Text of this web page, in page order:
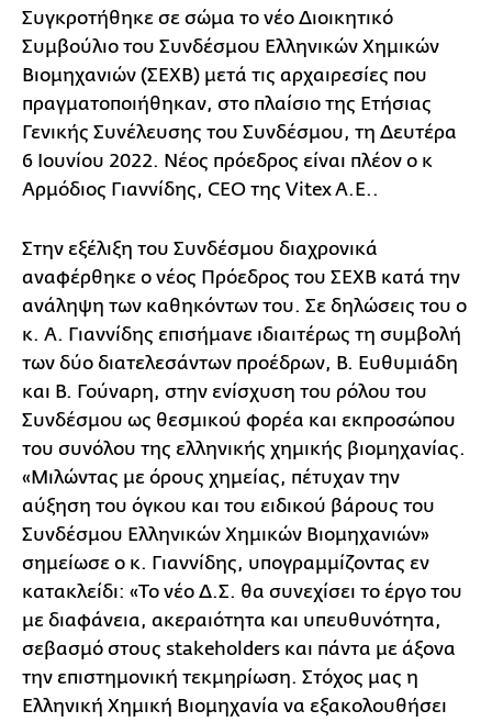
Συγκροτήθηκε σε σώμα το νέο Διοικητικό
Συμβούλιο του Συνδέσμου Ελληνικών Χημικών
Βιομηχανιών (ΣΕΧΒ) μετά τις αρχαιρεσίες που
πραγματοποιήθηκαν, στο πλαίσιο της Ετήσιας
Γενικής Συνέλευσης του Συνδέσμου, τη Δευτέρα
6 Ιουνίου 2022. Νέος πρόεδρος είναι πλέον ο κ
Αρμόδιος Γιαννίδης, CEO της Vitex A.E..
Στην εξέλιξη του Συνδέσμου διαχρονικά
αναφέρθηκε ο νέος Πρόεδρος του ΣΕΧΒ κατά την
ανάληψη των καθηκόντων του. Σε δηλώσεις του ο
κ. Α. Γιαννίδης επισήμανε ιδιαιτέρως τη συμβολή
των δύο διατελεσάντων προέδρων, Β. Ευθυμιάδη
και Β. Γούναρη, στην ενίσχυση του ρόλου του
Συνδέσμου ως θεσμικού φορέα και εκπροσώπου
του συνόλου της ελληνικής χημικής βιομηχανίας.
«Μιλώντας με όρους χημείας, πέτυχαν την
αύξηση του όγκου και του ειδικού βάρους του
Συνδέσμου Ελληνικών Χημικών Βιομηχανιών»
σημείωσε ο κ. Γιαννίδης, υπογραμμίζοντας εν
κατακλείδι: «Το νέο Δ.Σ. θα συνεχίσει το έργο του
με διαφάνεια, ακεραιότητα και υπευθυνότητα,
σεβασμό στους stakeholders και πάντα με άξονα
την επιστημονική τεκμηρίωση. Στόχος μας η
Ελληνική Χημική Βιομηχανία να εξακολουθήσει